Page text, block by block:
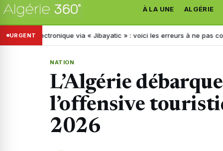
À LA UNE ALGÉRIE
URGENT via « Jibayatic » : voici les erreurs à ne pas commettre
NATION
L’Algérie
l’offensive
2026